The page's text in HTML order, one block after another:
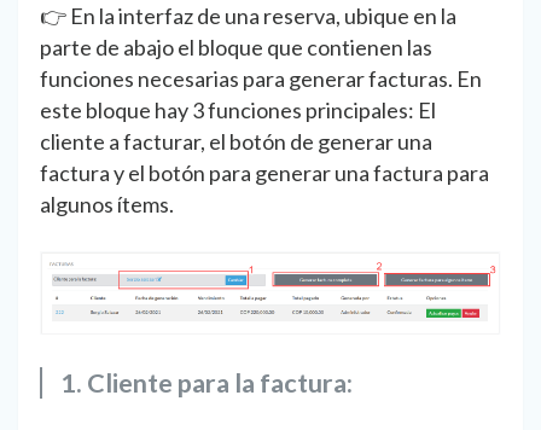
👉 En la interfaz de una reserva, ubique en la
parte de abajo el bloque que contienen las
funciones necesarias para generar facturas. En
este bloque hay 3 funciones principales: El
cliente a facturar, el botón de generar una
factura y el botón para generar una factura para
algunos ítems.
1. Cliente para la factura: